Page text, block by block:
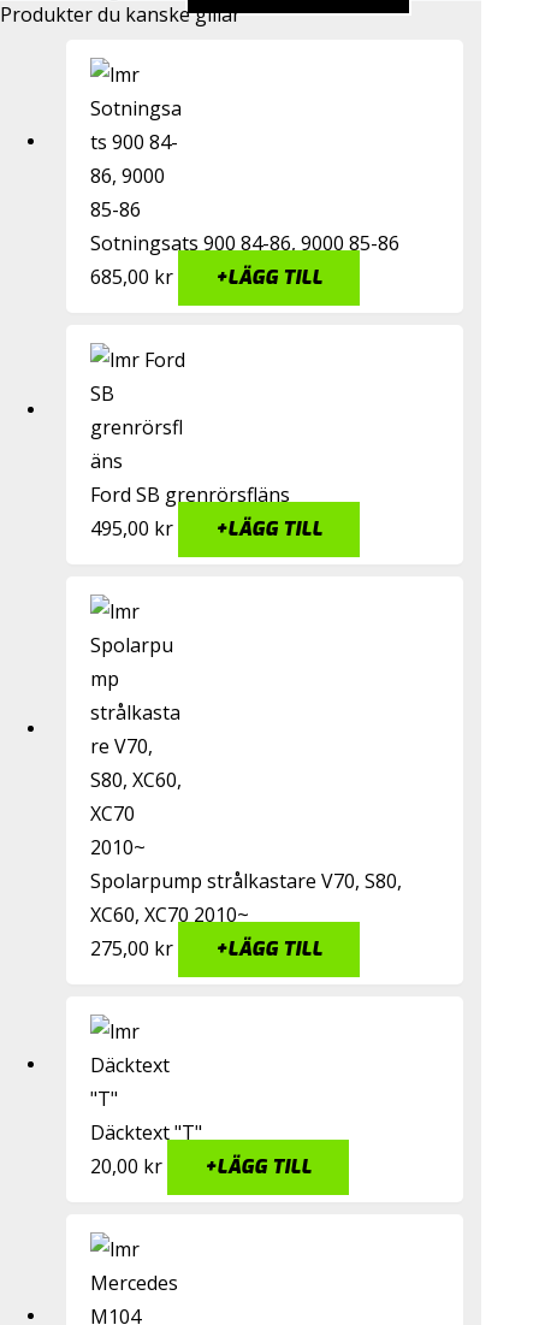
Produkter du kanske gillar
Sotningsats 900 84-86, 9000 85-86
685,00 kr +LÄGG TILL
Ford SB grenrörsfläns
495,00 kr +LÄGG TILL
Spolarpump strålkastare V70, S80,
XC60, XC70 2010~
275,00 kr +LÄGG TILL
Däcktext "T"
20,00 kr +LÄGG TILL